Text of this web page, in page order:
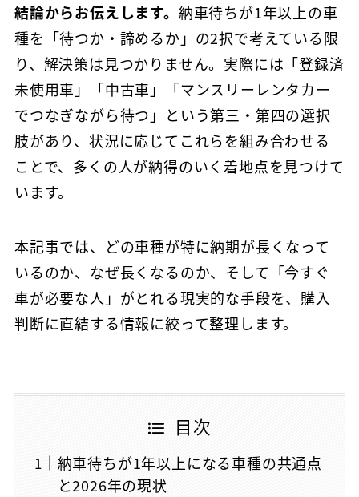
結論からお伝えします。 納車待ちが1年以上の車
種を「待つか・諦めるか」の2択で考えている限
り、解決策は見つかりません。実際には「登録済
未使用車」「中古車」「マンスリーレンタカー
でつなぎながら待つ」という第三・第四の選択
肢があり、状況に応じてこれらを組み合わせる
ことで、多くの人が納得のいく着地点を見つけて
います。
本記事では、どの車種が特に納期が長くなって
いるのか、なぜ長くなるのか、そして「今すぐ
車が必要な人」がとれる現実的な手段を、購入
判断に直結する情報に絞って整理します。
目次
納車待ちが1年以上になる車種の共通点
と2026年の現状